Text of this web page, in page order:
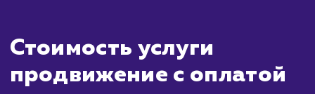
Крупным компаниям с большими
маркетинговыми бюджетами: Если у вас